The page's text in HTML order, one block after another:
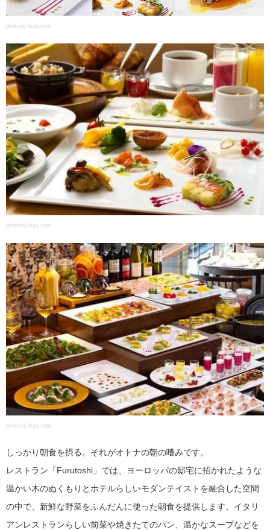
photo by ikyu.com
photo by ikyu.com
photo by ikyu.com
しっかり朝食を摂る。それがオトナの朝の嗜みです。
レストラン「Furutoshi」では、ヨーロッパの邸宅に招かれたような
温かい木のぬくもりとホテルらしいモダンテイストを融合した空間
の中で、新鮮な野菜をふんだんに使った朝食を提供します。イタリ
アンレストランらしい前菜や焼きたてのパン、温かなスープなどを